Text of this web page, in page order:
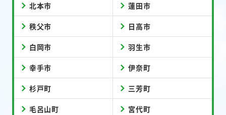
北本市 蓮田市
秩父市 日高市
白岡市 羽生市
幸手市 伊奈町
杉戸町 三芳町
毛呂山町 宮代町